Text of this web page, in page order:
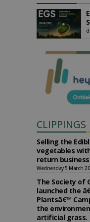
CLIPPINGS
Selling the
vegetables
return
Wednesday 5 March
The Society of
launched the
Plantsâ€™
the
artificial grass.